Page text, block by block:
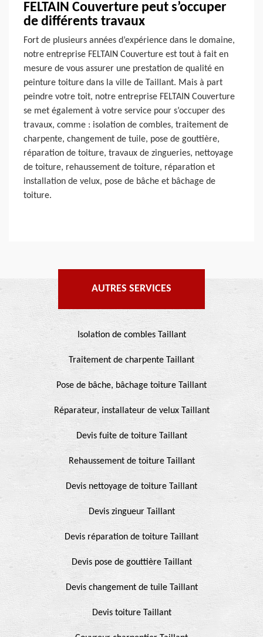
FELTAIN Couverture peut s’occuper
de différents travaux
Fort de plusieurs années d’expérience dans le domaine,
notre entreprise FELTAIN Couverture est tout à fait en
mesure de vous assurer une prestation de qualité en
peinture toiture dans la ville de Taillant. Mais à part
peindre votre toit, notre entreprise FELTAIN Couverture
se met également à votre service pour s’occuper des
travaux, comme : isolation de combles, traitement de
charpente, changement de tuile, pose de gouttière,
réparation de toiture, travaux de zingueries, nettoyage
de toiture, rehaussement de toiture, réparation et
installation de velux, pose de bâche et bâchage de
toiture.
AUTRES SERVICES
Isolation de combles Taillant
Traitement de charpente Taillant
Pose de bâche, bâchage toiture Taillant
Réparateur, installateur de velux Taillant
Devis fuite de toiture Taillant
Rehaussement de toiture Taillant
Devis nettoyage de toiture Taillant
Devis zingueur Taillant
Devis réparation de toiture Taillant
Devis pose de gouttière Taillant
Devis changement de tuile Taillant
Devis toiture Taillant